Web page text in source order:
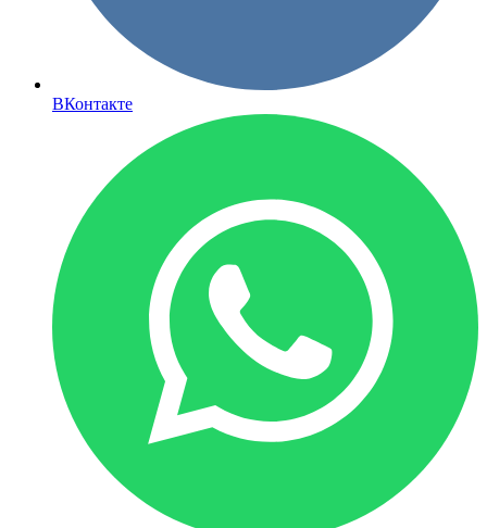
ВКонтакте